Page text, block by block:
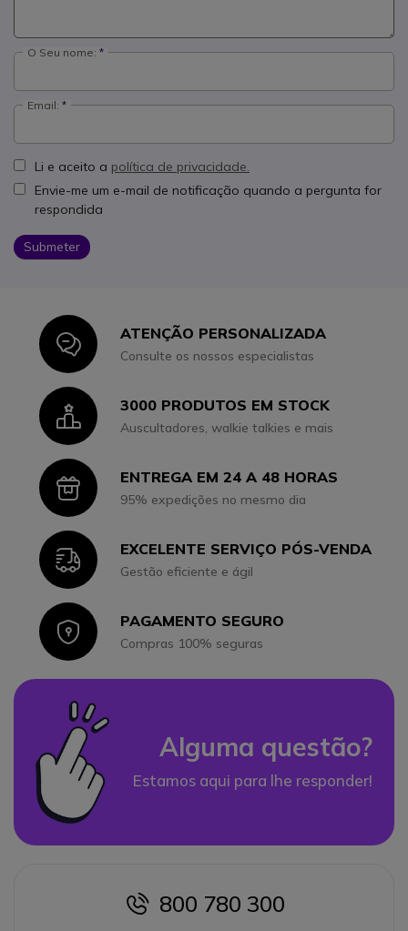
O Seu nome:
Email:
Li e aceito a política de privacidade.
Envie-me um e-mail de notificação quando a pergunta for
respondida
Submeter
IconATENÇÃO PERSONALIZADA
Consulte os nossos especialistas
Icon3000 PRODUTOS EM STOCK
Auscultadores, walkie talkies e mais
IconENTREGA EM 24 A 48 HORAS
95% expedições no mesmo dia
IconEXCELENTE SERVIÇO PÓS-VENDA
Gestão eficiente e ágil
IconPAGAMENTO SEGURO
Compras 100% seguras
Alguma questão?
Estamos aqui para lhe responder!
icon
800 780 300